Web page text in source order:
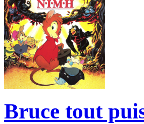
Bruce tout